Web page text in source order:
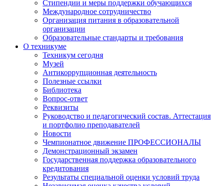
Стипендии и меры поддержки обучающихся
Международное сотрудничество
Организация питания в образовательной
организации
Образовательные стандарты и требования
О техникуме
Техникум сегодня
Музей
Антикоррупционная деятельность
Полезные ссылки
Библиотека
Вопрос-ответ
Реквизиты
Руководство и педагогический состав. Аттестация
и портфолио преподавателей
Новости
Чемпионатное движение ПРОФЕССИОНАЛЫ
Демонстрационный экзамен
Государственная поддержка образовательного
кредитования
Результаты специальной оценки условий труда